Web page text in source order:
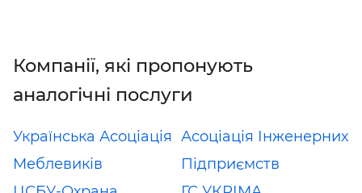
Компанії, які пропонують
аналогічні послуги
Українська Асоціація
Меблевиків
Асоціація Інженерних
Підприємств